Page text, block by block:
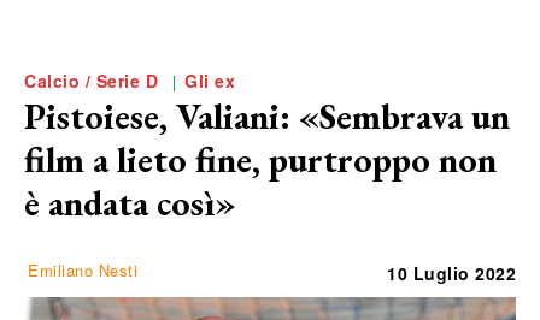
Calcio / Serie D Gli ex
Pistoiese, Valiani: «Sembrava un
film a lieto fine, purtroppo non
è andata così»
Emiliano Nesti 10 Luglio 2022